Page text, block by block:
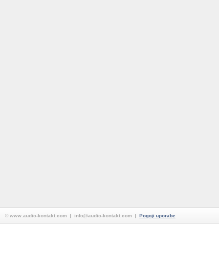
© www.audio-kontakt.com | info@audio-kontakt.com | Pogoji uporabe